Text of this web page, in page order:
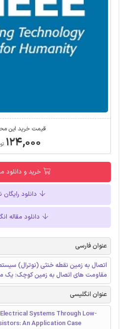
قیمت خرید این
۱۲۴,۰۰۰
خرید و
دانلود رایگان
دانلود مقاله
عنوان فارسی
اتصال به زمین نقطه خنثی (نوترال)
مقاومت های اتصال به زمین کوچک: یک
عنوان انگلیسی
Systems Through Low-
An Application Case